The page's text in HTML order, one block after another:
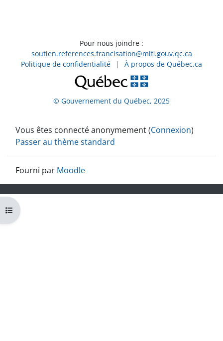
Ouvrir l’index du cours
Pour nous joindre :
soutien.references.francisation@mifi.gouv.qc.ca
Politique de confidentialité
| À propos de Québec.ca
© Gouvernement du Québec, 2025
Vous êtes connecté anonymement (Connexion)
Passer au thème standard
Fourni par Moodle